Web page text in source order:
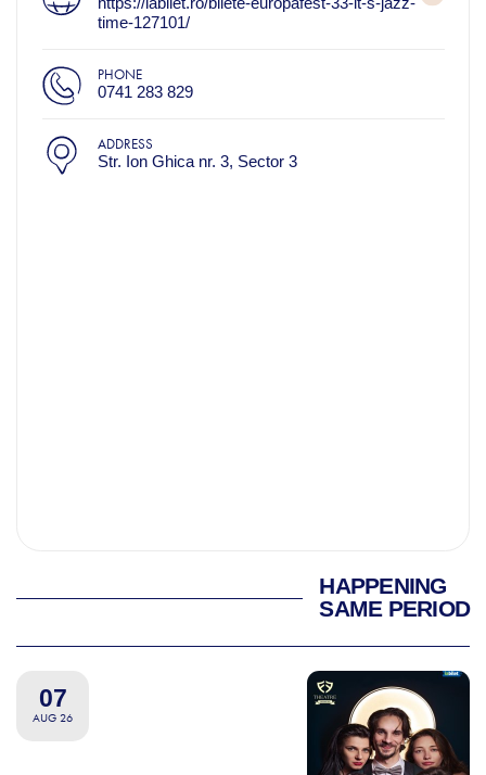
time-127101/
PHONE
0741 283 829
ADDRESS
Str. Ion Ghica nr. 3, Sector 3
HAPPENING
SAME PERIOD
07
AUG 26